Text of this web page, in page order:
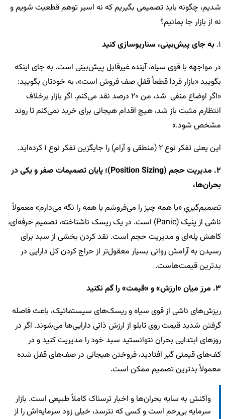
شدیم، چگونه باید تصمیمی بگیریم که نه اسیر توهم قطعیت شویم و
نه از بازار جا بمانیم؟
1. به جای پیش‌بینی، سناریوسازی کنید
در مواجهه با قوی سیاه، آینده غیرقابل پیش‌بینی است. به جای اینکه
بگویید «بازار فردا قطعاً قفلِ صف فروش است»، به خودتان بگویید:
«اگر اوضاع منفی شد، من 20 درصد نقد می‌کنم. اگر بازار برخلاف
انتظارم مثبت باز شد، هیچ اقدام هیجانی برای خرید نمی‌کنم تا روند
مشخص شود.»
این یعنی تفکر نوع 2 (منطقی و آرام) را جایگزین تفکر نوع 1 کرده‌اید.
2. مدیریت حجم (Position Sizing)؛ پایان تصمیمات صفر و یکی در
بحران‌ها،
تصمیم‌گیریِ «یا همه چیز را می‌فروشم یا همه را نگه می‌دارم» معمولاً
ناشی از پنیک (Panic) است. در یک ریسک ناشناخته، تصمیم حرفه‌ای،
کاهش پله‌ای و مدیریت حجم است. نقد کردن بخشی از سبد برای
رسیدن به آرامش روانی بسیار معقول‌تر از حراج کردن کل دارایی در
بدترین قیمت‌هاست.
3. مرز میان «ارزش» و «قیمت» را گم نکنید
ریزش‌های ناشی از قوی سیاه و ریسک‌های سیستماتیک، باعث فاصله
گرفتن شدید قیمت روی تابلو از ارزش ذاتی دارایی‌ها می‌شوند. اگر در
روزهای ابتدایی بحران نتوانستید سبد خود را مدیریت کنید و در
کف‌های قیمتی گیر افتادید، فروختن هیجانی در صف‌های قفل شده
معمولاً بدترین تصمیم ممکن است.
واکنش به سایه بحران‌ها و اخبار ترسناک کاملاً طبیعی است. بازار
سرمایه بی‌رحم است و کسی که نترسد، خیلی زود سرمایه‌اش را از